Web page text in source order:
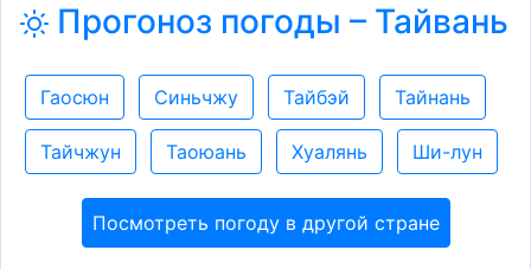
Прогоноз погоды – Тайвань
Гаосюн Синьчжу Тайбэй Тайнань
Тайчжун Таоюань Хуалянь Ши-лун
Посмотреть погоду в другой стране